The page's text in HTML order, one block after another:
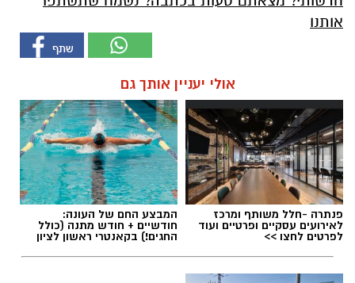
אותנו
אולי יעניין אותך גם
פנתרה -חלל משותף ומרכז
לאירועים עסקיים ופרטיים ועוד
לפרטים לחצו >>
המבצע החם של העונה:
חודשיים + חודש מתנה (כולל
החגים!) בקאנטרי ראשון לציון